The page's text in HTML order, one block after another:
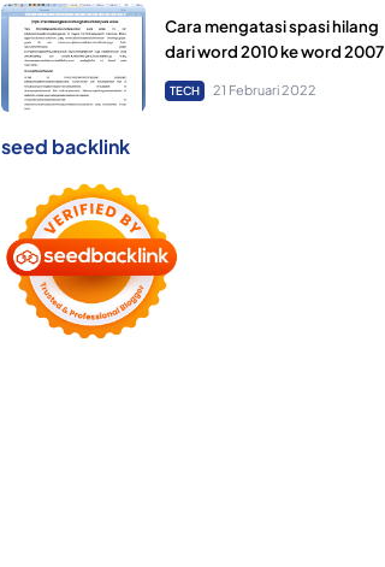
Cara mengatasi spasi hilang
dari word 2010 ke word 2007
TECH 21 Februari 2022
seed backlink